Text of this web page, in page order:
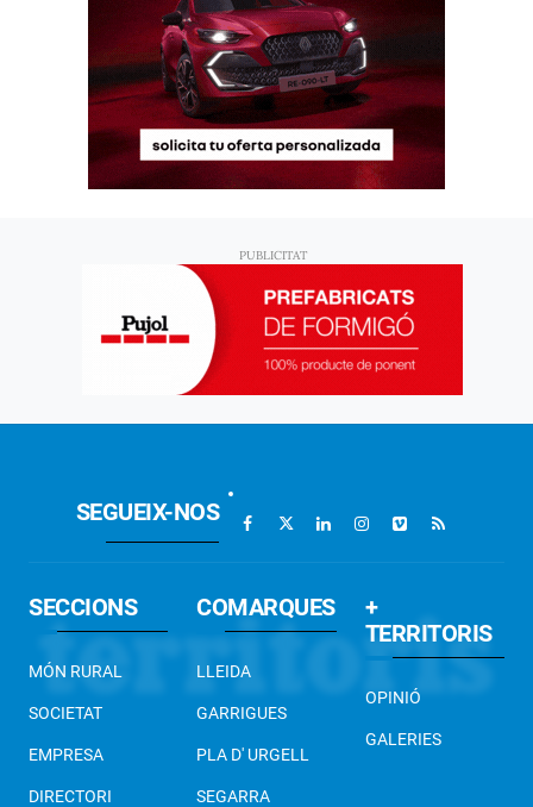
SEGUEIX-NOS
SECCIONS
MÓN RURAL
SOCIETAT
EMPRESA
DIRECTORI
COMARQUES
LLEIDA
GARRIGUES
PLA D' URGELL
SEGARRA
+
TERRITORIS
OPINIÓ
GALERIES